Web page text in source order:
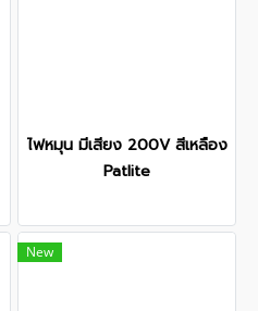
ไฟหมุน มีเสียง 200V สีเหลือง
Patlite
New